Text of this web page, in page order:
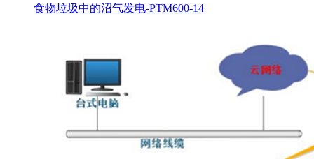
食物垃圾中的沼气发电-PTM600-14